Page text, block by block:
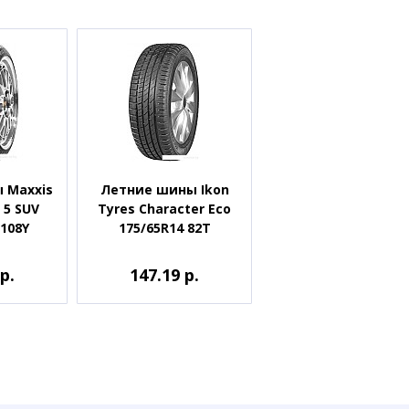
SUV
Летние шины Ikon
Tyres Character Eco
175/65R14 82T
147.19 р.